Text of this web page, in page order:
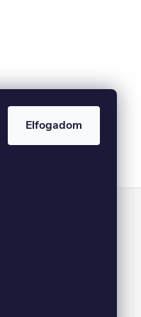
Elfogadom